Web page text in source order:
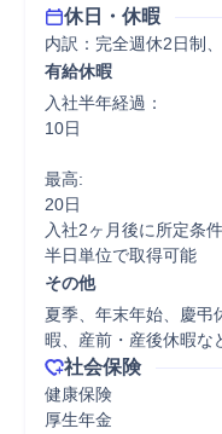
休日・休暇
内訳：完全週休2日制
有給休暇
入社半年経過：
10日
最高:
20日
入社2ヶ月後に所定条
半日単位で取得可能
その他
夏季、年末年始、慶弔
暇、産前・産後休暇な
社会保険
健康保険
厚生年金